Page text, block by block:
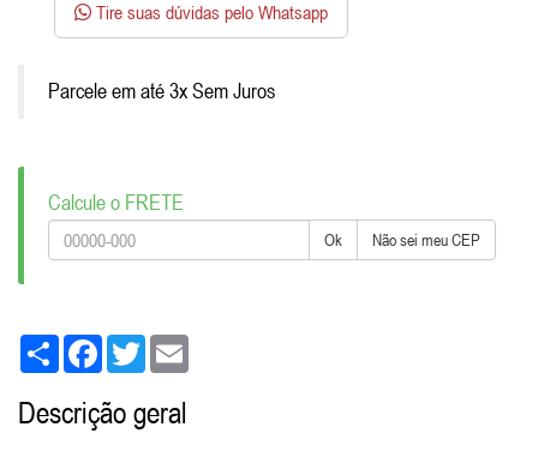
Tire suas dúvidas pelo Whatsapp
Parcele em até 3x Sem Juros
Calcule o FRETE
Ok Não sei meu CEP
Share FacebookTwitter
Descrição geral